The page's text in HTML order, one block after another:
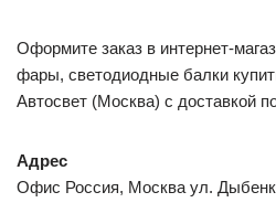
Оформите заказ в интернет-
фары, светодиодные балки
Автосвет (Москва) с доставкой
Адрес
Офис Россия, Москва ул.